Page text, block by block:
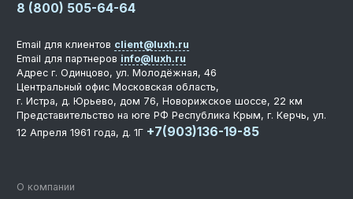
8 (800) 505-64-64
О компании
Email для клиентов client@luxh.ru
Email для партнеров info@luxh.ru
Адрес г. Одинцово, ул. Молодёжная, 46
Центральный офис Московская область,
г. Истра, д. Юрьево, дом 76, Новорижское шоссе, 22 км
Представительство на юге РФ Республика Крым, г. Керчь, ул.
12 Апреля 1961 года, д. 1Г +7(903)136-19-85